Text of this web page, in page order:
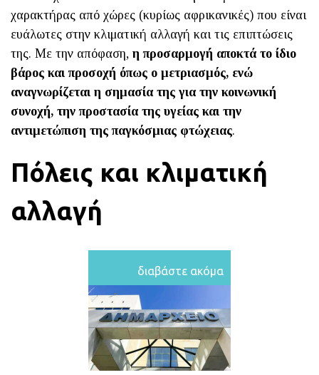
χαρακτήρας από χώρες (κυρίως αφρικανικές) που είναι
ευάλωτες στην κλιματική αλλαγή και τις επιπτώσεις
της. Με την απόφαση, η προσαρμογή αποκτά το ίδιο
βάρος και προσοχή όπως ο μετριασμός, ενώ
αναγνωρίζεται η σημασία της για την κοινωνική
συνοχή, την προστασία της υγείας και την
αντιμετώπιση της παγκόσμιας φτώχειας.
Πόλεις και κλιματική
αλλαγή
διαβάστε ακόμα